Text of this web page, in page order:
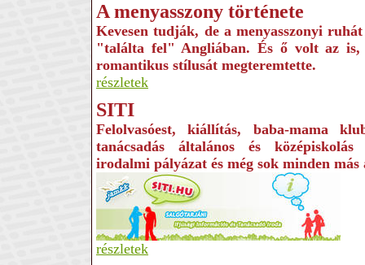
A menyasszony története
Kevesen tudják, de a menyasszonyi
"találta fel" Angliában. És ő volt az
romantikus stílusát megteremtette.
részletek
SITI
Felolvasóest, kiállítás, baba-mama
tanácsadás általános és
irodalmi pályázat és még sok minden
részletek